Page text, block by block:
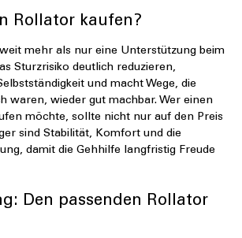
Rollator kaufen?
mehr als nur eine Unterstützung beim
Sturzrisiko deutlich reduzieren,
und macht Wege, die
waren, wieder gut machbar. Wer einen
möchte, sollte nicht nur auf den Preis
sind Stabilität, Komfort und die
damit die Gehhilfe langfristig Freude
Den passenden Rollator